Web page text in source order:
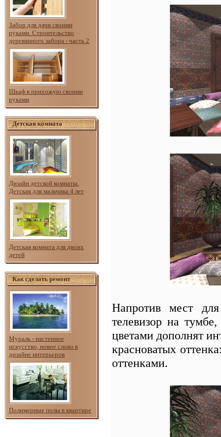
Забор для дачи своими
руками. Строительство
деревянного забора - часть 2
Шкаф в прихожую своими
руками
Детская комната
Дизайн детской комнаты.
Детская для мальчика 4 лет
Детская комната для двоих
детей
Как сделать ремонт
Мураль - настенное
искусство, новое слово в
дизайне интерьеров
Полимерные полы в квартире
Напротив мест
телевизор на
цветами дополнят
красноватых
оттенками.